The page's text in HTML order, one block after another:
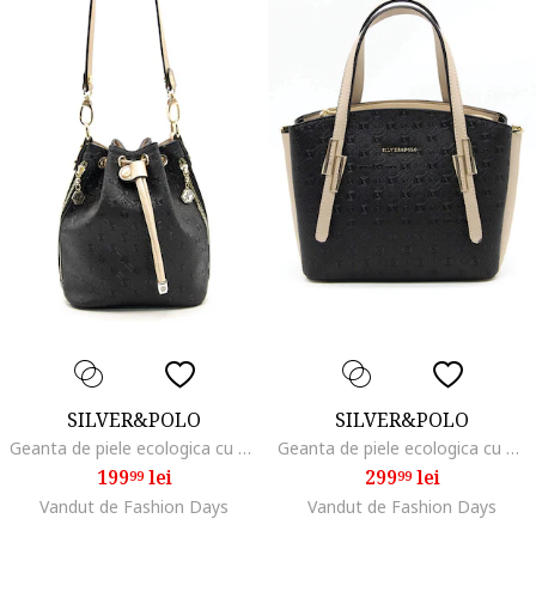
SILVER&POLO
Geanta de piele ecologica cu bareta de umar si monograma, Negru/Bej
19999lei
Vandut de Fashion Days
SILVER&POLO
Geanta de piele ecologica cu bareta de umar si aspect texturat, Negru/Maro camel
29999lei
Vandut de Fashion Days